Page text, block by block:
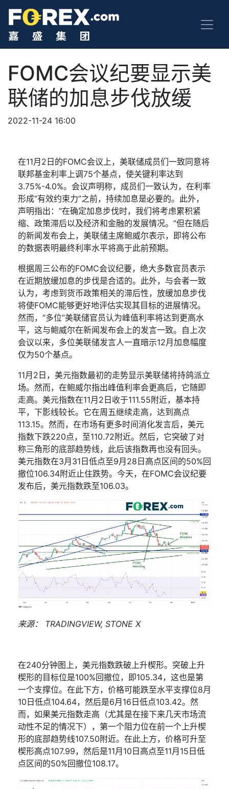
FOMC会议纪要显示美
联储的加息步伐放缓
2022-11-24 16:00
在11月 2 日的FOMC会议上，美联储成员们一致同意将
联邦基金利率上调75个基点，使关键利率达到
3.75%-4.0%。会议声明称，成员们一致认为，在利率
形成“有效约束力”之前，持续加息是必要的。此外，
声明指出： “在确定加息步伐时，我们将考虑累积紧
缩、政策滞后以及经济和金融的发展情况。 ”但在随后
的新闻发布会上，美联储主席鲍威尔表示，即将公布
的数据表明最终利率水平将高于此前预期。
根据周三公布的FOMC会议纪要，绝大多数官员表示
在近期放缓加息的步伐是合适的。此外，与会者一致
认为，考虑到货币政策相关的滞后性，放缓加息步伐
将使FOMC能够更好地评估实现其目标的进展情况。
然而， “多位”美联储官员认为峰值利率将达到更高水
平，这与鲍威尔在新闻发布会上的发言一致。自上次
会议以来，多位美联储发言人一直暗示12月加息幅度
仅为50个基点。
11月 2 日，美元指数最初的走势显示美联储将持鸽派立
场。然而，在鲍威尔指出峰值利率会更高后，它随即
走高。美元指数在11月 2 日收于111.55附近，基本持
平，下影线较长。它在周五继续走高，达到高点
113.15。然而，在市场有更多时间消化发言后，美元
指数下跌220点，至110.72附近。然后，它突破了对
称三角形的底部趋势线，此后该指数再也没有回头。
美元指数在3月 31 日低点至9月 28 日高点区间的50%回
撤位106.34附近止住跌势。今天，在FOMC会议纪要
发布后，美元指数跌至106.03。
来源： TRADINGVIEW, STONE X
在240分钟图上，美元指数跌破上升楔形。突破上升
楔形的目标位是100%回撤位，即105.34，这也是第
一个支撑位。在此下方，价格可能跌至水平支撑位8月
10 日低点104.64，然后是6月 16 日低点103.42。然
而，如果美元指数走高（尤其是在接下来几天市场流
动性不足的情况下），第一个阻力位在前一个上升楔
形的底部趋势线107.50附近。在此上方，价格可升至
楔形高点107.99，然后是11月 10 日高点至11月 15 日低
点区间的50%回撤位108.17。